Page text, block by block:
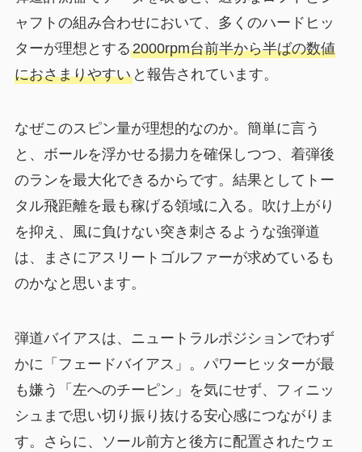
ャフトの組み合わせにおいて、多くのハードヒッ
ターが理想とする2000rpm台前半から半ばの数値
におさまりやすいと報告されています。
なぜこのスピン量が理想的なのか。簡単に言う
と、ボールを浮かせる揚力を確保しつつ、着弾後
のランを最大化できるからです。結果としてトー
タル飛距離を最も稼げる領域に入る。吹け上がり
を抑え、風に負けない突き刺さるような強弾道
は、まさにアスリートゴルファーが求めているも
のかなと思います。
弾道バイアスは、ニュートラルポジションでわず
かに「フェードバイアス」。パワーヒッターが最
も嫌う「左へのチーピン」を気にせず、フィニッ
シュまで思い切り振り抜ける安心感につながりま
す。さらに、ソール前方と後方に配置されたウェ